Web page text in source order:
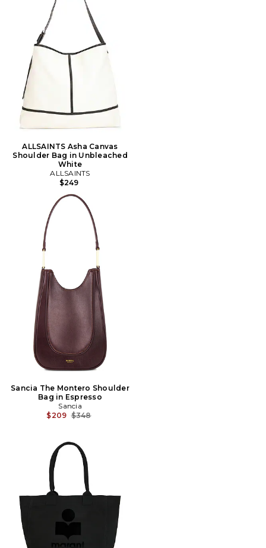
ALLSAINTS Asha Canvas
Shoulder Bag in Unbleached
White
ALLSAINTS
$249
Sancia The Montero Shoulder
Bag in Espresso
Sancia
$209 Prix Avant Réduction:
$348